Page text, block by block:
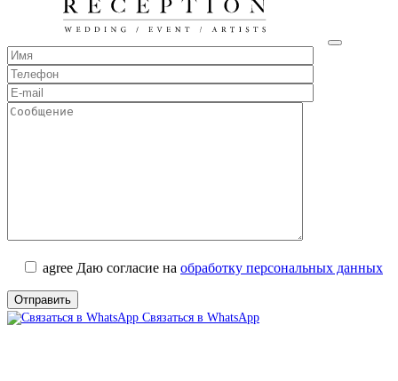
agree Даю согласие на обработку персональных данных
Связаться в WhatsApp